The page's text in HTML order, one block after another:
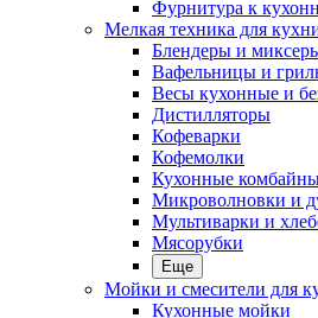
Фурнитура к
Мелкая техника для
Блендеры и
Вафельницы и
Весы кухонные и
Дистилляторы
Кофеварки
Кофемолки
Кухонные
Микроволновки и
Мультиварки и
Мясорубки
Еще
Мойки и смесители для
Кухонные мойки